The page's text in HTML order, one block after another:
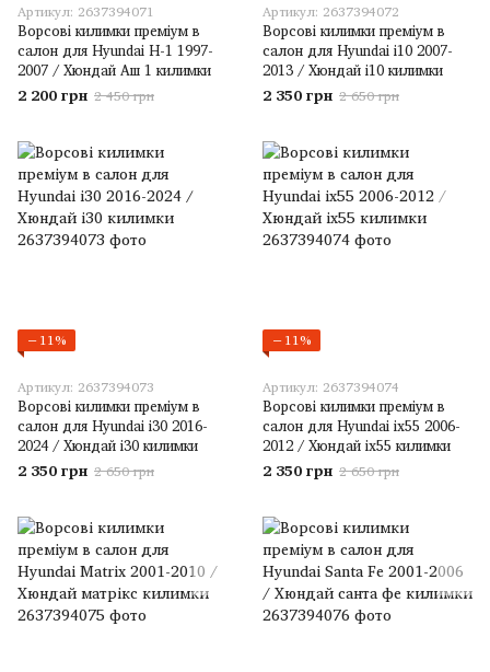
Артикул: 2637394071
Ворсові килимки преміум в
салон для Hyundai H-1 1997-
2007 / Хюндай Аш 1 килимки
2 200 грн 2 450 грн
Артикул: 2637394072
Ворсові килимки преміум в
салон для Hyundai i10 2007-
2013 / Хюндай і10 килимки
2 350 грн 2 650 грн
−11%
Артикул: 2637394073
Ворсові килимки преміум в
салон для Hyundai i30 2016-
2024 / Хюндай і30 килимки
2 350 грн 2 650 грн
−11%
Артикул: 2637394074
Ворсові килимки преміум в
салон для Hyundai ix55 2006-
2012 / Хюндай іх55 килимки
2 350 грн 2 650 грн